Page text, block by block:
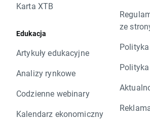
Karta XTB
Edukacja
Artykuły edukacyjne
Analizy rynkowe
Codzienne webinary
Kalendarz ekonomiczny
ze